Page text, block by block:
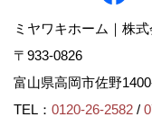
ミヤワキホーム｜株
〒933-0826
富山県高岡市佐野
TEL： 0120-26-2582 /